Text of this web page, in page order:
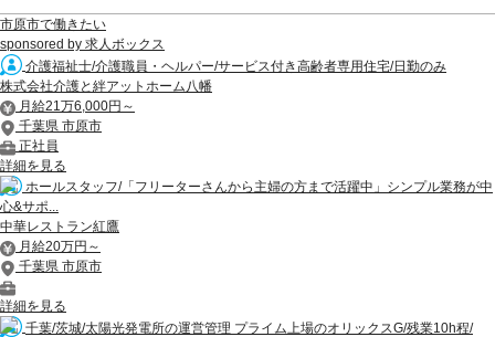
市原市で働きたい
sponsored by 求人ボックス
介護福祉士/介護職員・ヘルパー/サービス付き高齢者専用住宅/日勤のみ
株式会社介護と絆アットホーム八幡
月給21万6,000円～
千葉県 市原市
正社員
詳細を見る
ホールスタッフ/「フリーターさんから主婦の方まで活躍中」シンプル業務が中
心&サポ...
中華レストラン紅鷹
月給20万円～
千葉県 市原市
詳細を見る
千葉/茨城/太陽光発電所の運営管理 プライム上場のオリックスG/残業10h程/